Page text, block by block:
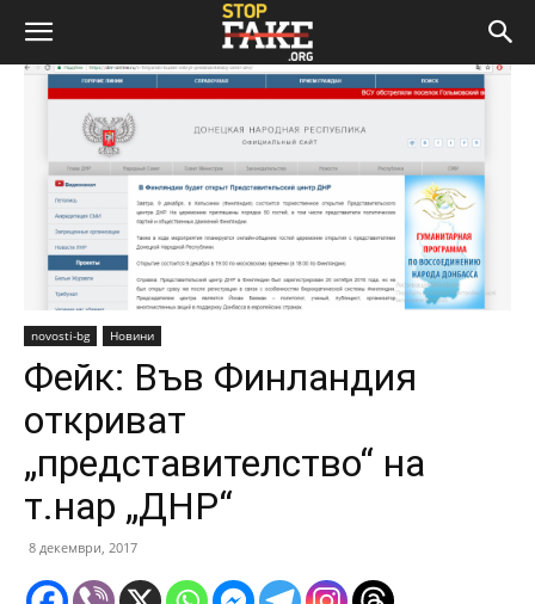
novosti-bg Новини
Фейк: Във Финландия
откриват
„представителство“ на
т.нар „ДНР“
8 декември, 2017